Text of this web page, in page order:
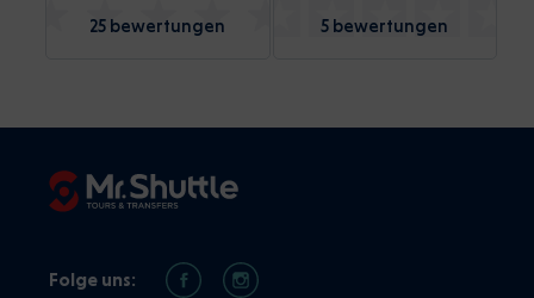
25 bewertungen 5 bewertungen
Folge uns: